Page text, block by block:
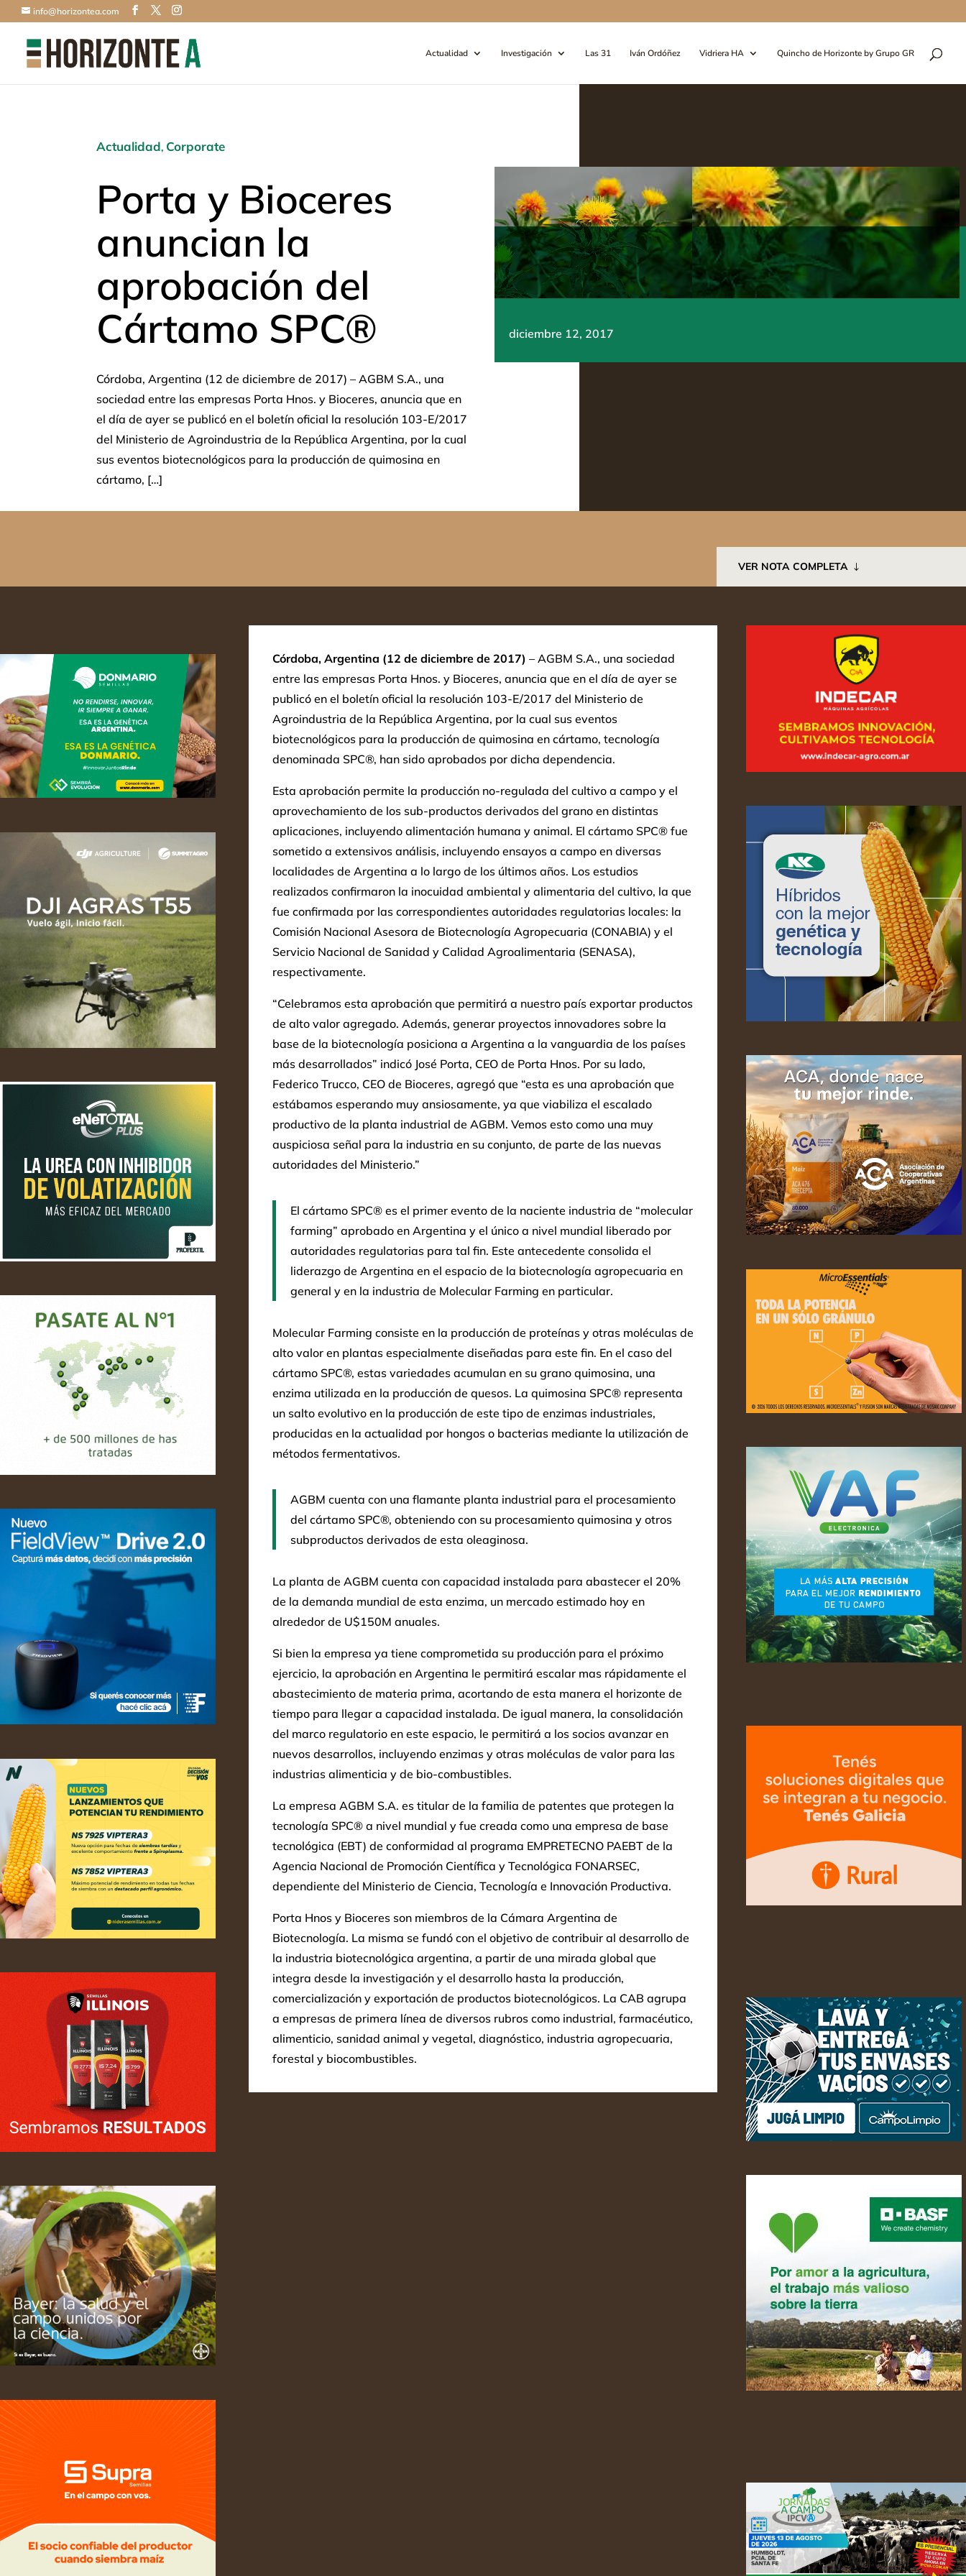
info@horizontea.com
Actualidad Investigación Las 31 Iván Ordóñez Vidriera HA Quincho de Horizonte by Grupo GR
Actualidad, Corporate
Porta y Bioceres
anuncian la
aprobación del
Cártamo SPC®
Córdoba, Argentina (12 de diciembre de 2017) – AGBM S.A., una
sociedad entre las empresas Porta Hnos. y Bioceres, anuncia que en
el día de ayer se publicó en el boletín oficial la resolución 103-E/2017
del Ministerio de Agroindustria de la República Argentina, por la cual
sus eventos biotecnológicos para la producción de quimosina en
cártamo, […]
diciembre 12, 2017
VER NOTA COMPLETA
Córdoba, Argentina (12 de diciembre de 2017) – AGBM S.A., una sociedad
entre las empresas Porta Hnos. y Bioceres, anuncia que en el día de ayer se
publicó en el boletín oficial la resolución 103-E/2017 del Ministerio de
Agroindustria de la República Argentina, por la cual sus eventos
biotecnológicos para la producción de quimosina en cártamo, tecnología
denominada SPC®, han sido aprobados por dicha dependencia.
Esta aprobación permite la producción no-regulada del cultivo a campo y el
aprovechamiento de los sub-productos derivados del grano en distintas
aplicaciones, incluyendo alimentación humana y animal. El cártamo SPC® fue
sometido a extensivos análisis, incluyendo ensayos a campo en diversas
localidades de Argentina a lo largo de los últimos años. Los estudios
realizados confirmaron la inocuidad ambiental y alimentaria del cultivo, la que
fue confirmada por las correspondientes autoridades regulatorias locales: la
Comisión Nacional Asesora de Biotecnología Agropecuaria (CONABIA) y el
Servicio Nacional de Sanidad y Calidad Agroalimentaria (SENASA),
respectivamente.
“Celebramos esta aprobación que permitirá a nuestro país exportar productos
de alto valor agregado. Además, generar proyectos innovadores sobre la
base de la biotecnología posiciona a Argentina a la vanguardia de los países
más desarrollados” indicó José Porta, CEO de Porta Hnos. Por su lado,
Federico Trucco, CEO de Bioceres, agregó que “esta es una aprobación que
estábamos esperando muy ansiosamente, ya que viabiliza el escalado
productivo de la planta industrial de AGBM. Vemos esto como una muy
auspiciosa señal para la industria en su conjunto, de parte de las nuevas
autoridades del Ministerio.”
El cártamo SPC® es el primer evento de la naciente industria de “molecular
farming” aprobado en Argentina y el único a nivel mundial liberado por
autoridades regulatorias para tal fin. Este antecedente consolida el
liderazgo de Argentina en el espacio de la biotecnología agropecuaria en
general y en la industria de Molecular Farming en particular.
Molecular Farming consiste en la producción de proteínas y otras moléculas de
alto valor en plantas especialmente diseñadas para este fin. En el caso del
cártamo SPC®, estas variedades acumulan en su grano quimosina, una
enzima utilizada en la producción de quesos. La quimosina SPC® representa
un salto evolutivo en la producción de este tipo de enzimas industriales,
producidas en la actualidad por hongos o bacterias mediante la utilización de
métodos fermentativos.
AGBM cuenta con una flamante planta industrial para el procesamiento
del cártamo SPC®, obteniendo con su procesamiento quimosina y otros
subproductos derivados de esta oleaginosa.
La planta de AGBM cuenta con capacidad instalada para abastecer el 20%
de la demanda mundial de esta enzima, un mercado estimado hoy en
alrededor de U$150M anuales.
Si bien la empresa ya tiene comprometida su producción para el próximo
ejercicio, la aprobación en Argentina le permitirá escalar mas rápidamente el
abastecimiento de materia prima, acortando de esta manera el horizonte de
tiempo para llegar a capacidad instalada. De igual manera, la consolidación
del marco regulatorio en este espacio, le permitirá a los socios avanzar en
nuevos desarrollos, incluyendo enzimas y otras moléculas de valor para las
industrias alimenticia y de bio-combustibles.
La empresa AGBM S.A. es titular de la familia de patentes que protegen la
tecnología SPC® a nivel mundial y fue creada como una empresa de base
tecnológica (EBT) de conformidad al programa EMPRETECNO PAEBT de la
Agencia Nacional de Promoción Científica y Tecnológica FONARSEC,
dependiente del Ministerio de Ciencia, Tecnología e Innovación Productiva.
Porta Hnos y Bioceres son miembros de la Cámara Argentina de
Biotecnología. La misma se fundó con el objetivo de contribuir al desarrollo de
la industria biotecnológica argentina, a partir de una mirada global que
integra desde la investigación y el desarrollo hasta la producción,
comercialización y exportación de productos biotecnológicos. La CAB agrupa
a empresas de primera línea de diversos rubros como industrial, farmacéutico,
alimenticio, sanidad animal y vegetal, diagnóstico, industria agropecuaria,
forestal y biocombustibles.